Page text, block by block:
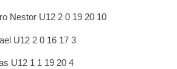
Nestor U12 2 0 19 20 10
U12 2 0 16 17 3
U12 1 1 19 20 4